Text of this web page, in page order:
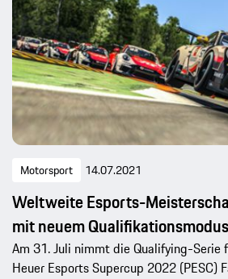
Motorsport 14.07.2021
Weltweite Esports-
mit neuem Qualifikationsmodus
Am 31. Juli nimmt die Qualifying-Serie
Heuer Esports Supercup 2022 (PESC)